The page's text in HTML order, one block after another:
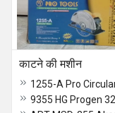
काटने की मशीन
1255-A Pro